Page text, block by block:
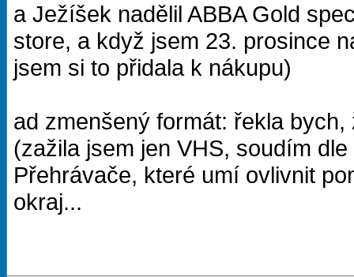
a Ježíšek nadělil ABBA Gold
store, a když jsem 23. prosince
jsem si to přidala k nákupu)
ad zmenšený formát: řekla
(zažila jsem jen VHS, soudím
Přehrávače, které umí ovlivnit
okraj...